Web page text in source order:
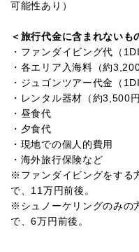
可能性あり）
＜旅行代金に含まれないも
・ファンダイビング代（
・各エリア入海料（約
・ジュゴンツアー代金（
・レンタル器材（約3,500円
・昼食代
・夕食代
・現地での個人的費用
・海外旅行保険など
※ファンダイビングをする
で、11万円前後。
※シュノーケリングのみの
で、6万円前後。